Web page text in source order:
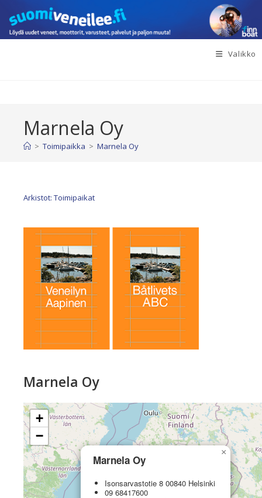
suoraan
sisältöön
Valikko
Marnela Oy
> Toimipaikka > Marnela Oy
Arkistot: Toimipaikat
Marnela Oy
Marnela Oy
Isonsarvastotie 8 00840 Helsinki
09 68417600
×
+
−